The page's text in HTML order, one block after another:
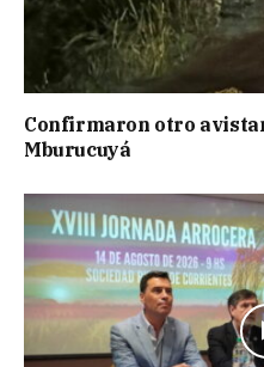
Confirmaron otro
Mburucuyá